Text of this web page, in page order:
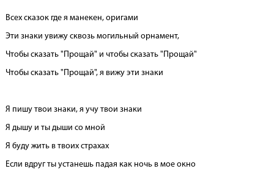
Всех сказок где я манекен, оригами
Эти знаки увижу сквозь могильный орнамент,
Чтобы сказать "Прощай" и чтобы сказать "Прощай"
Чтобы сказать "Прощай", я вижу эти знаки
Я пишу твои знаки, я учу твои знаки
Я дышу и ты дыши со мной
Я буду жить в твоих страхах
Если вдруг ты устанешь падая как ночь в мое окно